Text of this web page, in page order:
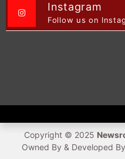
Instagram
Follow us on
Copyright © 2025
Owned By & Developed By